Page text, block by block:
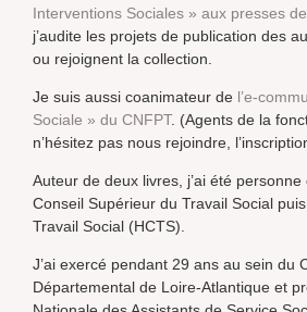
Interventions Sociales » aux presses de
j’audite les projets de publication des
ou rejoignent la collection.
Je suis aussi coanimateur de l’e-
Sociale » du CNFPT. (Agents de la
n’hésitez pas nous rejoindre,
Auteur de deux livres, j’ai été
Conseil Supérieur du Travail Social
Travail Social (HCTS).
J’ai exercé pendant 29 ans au sein du
Départemental de Loire-Atlantique et